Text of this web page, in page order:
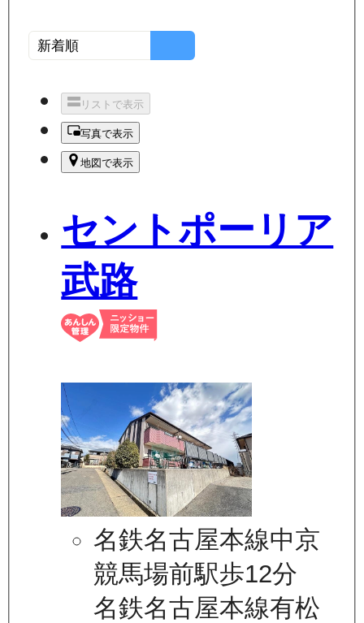
リストで表示
写真で表示
地図で表示
セントポーリア
武路
名鉄名古屋本線中京
競馬場前駅歩12分
名鉄名古屋本線有松